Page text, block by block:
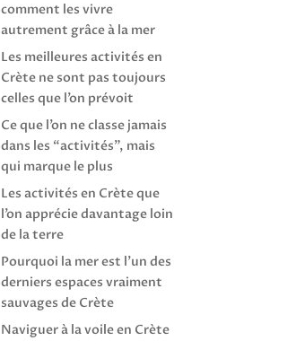
comment les vivre
autrement grâce à la mer
Les meilleures activités en
Crète ne sont pas toujours
celles que l’on prévoit
Ce que l’on ne classe jamais
dans les “activités”, mais
qui marque le plus
Les activités en Crète que
l’on apprécie davantage loin
de la terre
Pourquoi la mer est l’un des
derniers espaces vraiment
sauvages de Crète
Naviguer à la voile en Crète